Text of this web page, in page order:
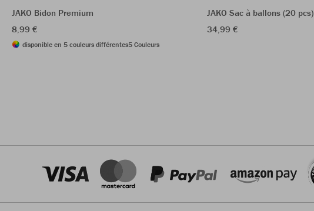
JAKO Bidon Premium
8,99 €
disponible en 5 couleurs différentes5 Couleurs
JAKO Sac à ballons (20 pcs)
34,99 €